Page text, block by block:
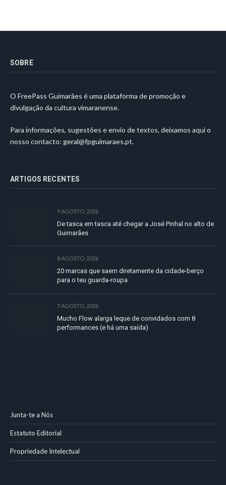
SOBRE
O FreePass Guimarães é uma plataforma de promoção e
divulgação da cultura vimaranense.
Para informações, sugestões e envio de textos, deixamos aqui o
nosso contacto: geral@fpguimaraes.pt.
ARTIGOS RECENTES
9 AGOSTO, 2026
De tasca em tasca até chegar a José Pinhal no alto de
Guimarães
8 AGOSTO, 2026
20 marcas que saem diretamente da cidade-berço
para o teu guarda-roupa
7 AGOSTO, 2026
Mucho Flow alarga leque de convidados com 8
performances (e há uma saída)
Junta-te a Nós
Estatuto Editorial
Propriedade Intelectual